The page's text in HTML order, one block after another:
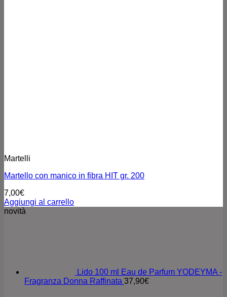
Martelli
Martello con manico in fibra HIT gr. 200
7,00€
Aggiungi al carrello
novità
Lido 100 ml Eau de Parfum YODEYMA -
Fragranza Donna Raffinata 37,90€